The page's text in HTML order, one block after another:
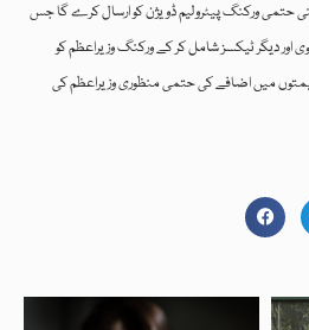
کہ اوگرا 15 ستمبر کو اپنی حتمی ورکنگ پیٹرولیم ڈویژن کو ارسال کرے گا جس
اور دیگر ٹیکسز شامل کر کے ورکنگ وزیراعظم کو
میں اضافے کی حتمی منظوری وزیراعظم کی